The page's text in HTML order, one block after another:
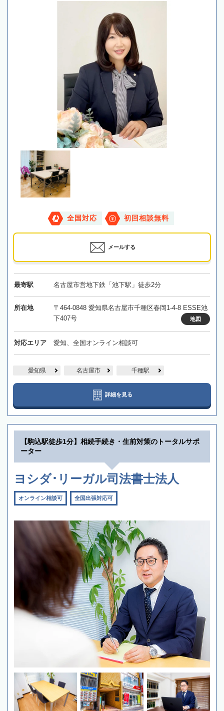
全国対応 初回相談無料
メールする
最寄駅 名古屋市営地下鉄「池下駅」徒歩2分
所在地
〒464-0848 愛知県名古屋市千種区春岡1-4-8 ESSE池
下407号
地図
対応エリア 愛知、全国オンライン相談可
愛知県 名古屋市 千種駅
詳細を見る
【駒込駅徒歩1分】相続手続き・生前対策のトータルサポ
ーター
ヨシダ･リーガル司法書士法人
オンライン相談可 全国出張対応可